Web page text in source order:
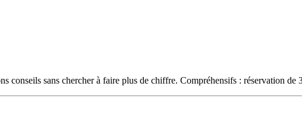
conseils sans chercher à faire plus de chiffre. Compréhensifs : réservation de